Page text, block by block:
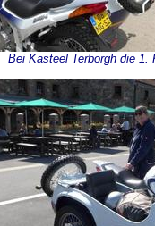
Bei Kasteel Terborgh die 1.